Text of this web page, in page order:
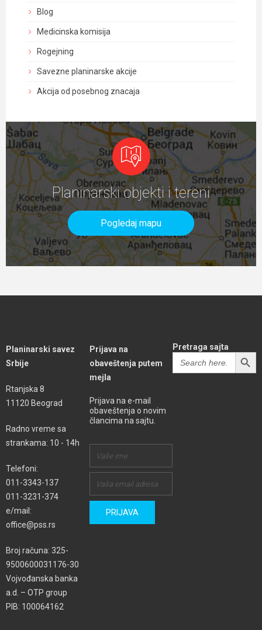
Blog
Medicinska komisija
Rogejning
Savezne planinarske akcije
Akcija od posebnog znacaja
Planinarski objekti i tereni
Pogledaj mapu
Planinarski savez
Srbije
Rtanjska 8
11120 Beograd
Radno vreme sa
strankama: 10 - 14h
Telefoni:
011-3343-137
011-3231-374
e/mail:
office@pss.rs
Broj računa: 325-
9500600031176-30
Vojvođanska banka
a.d. – OTP group
PIB: 100064162
Prijava na
obaveštenja putem
mejla
Prijava na e-mail
obaveštenja o novim
člancima na sajtu.
Pretraga sajta
Search
for:
SEARCH